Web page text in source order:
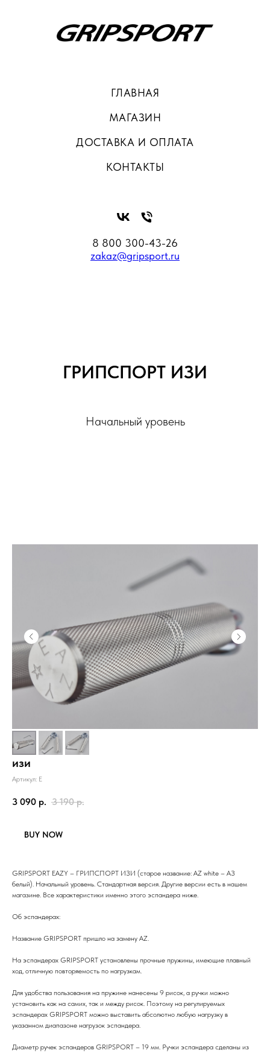
ГЛАВНАЯ
МАГАЗИН
ДОСТАВКА И ОПЛАТА
КОНТАКТЫ
8 800 300-43-26
zakaz@gripsport.ru
ГРИПСПОРТ ИЗИ
Начальный уровень
изи
Артикул: E
3 090 р. 3 190 р.
BUY NOW
GRIPSPORT EAZY – ГРИПСПОРТ ИЗИ (старое название: AZ white – АЗ
белый). Начальный уровень. Стандартная версия. Другие версии есть в нашем
магазине. Все характеристики именно этого эспандера ниже.
Об эспандерах:
Название GRIPSPORT пришло на замену AZ.
На эспандерах GRIPSPORT установлены прочные пружины, имеющие плавный
ход, отличную повторяемость по нагрузкам.
Для удобства пользования на пружине нанесены 9 рисок, а ручки можно
установить как на самих, так и между рисок. Поэтому на регулируемых
эспандерах GRIPSPORT можно выставить абсолютно любую нагрузку в
указанном диапазоне нагрузок эспандера.
Диаметр ручек эспандеров GRIPSPORT – 19 мм. Ручки эспандера сделаны из